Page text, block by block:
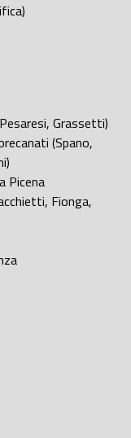
Grassetti)
(Spano,
Picena
Fionga,